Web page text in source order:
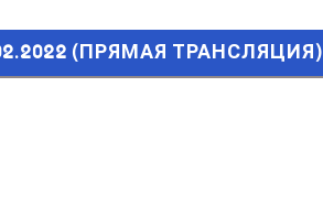
ТРАНСЛЯЦИЯ)
(ПРЯМАЯ ТРАНСЛЯЦИЯ)